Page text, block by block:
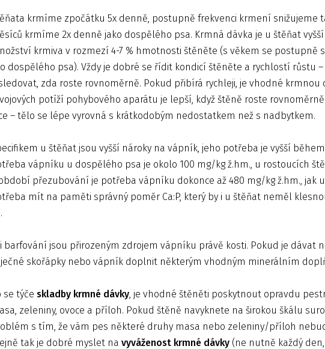
krmíme zpočátku 5x denně, postupně frekvenci krmení snižujeme
krmíme 2x denně jako dospělého psa. Krmná dávka je u štěňat
krmiva v rozmezí 4-7 % hmotnosti štěněte (s věkem se postupně
dospělého psa). Vždy je dobré se řídit kondicí štěněte a rychlostí růstu
zda roste rovnoměrně. Pokud přibírá rychleji, je vhodné krmnou
potíží pohybového aparátu je lepší, když štěně roste
– tělo se lépe vyrovná s krátkodobým nedostatkem než s nadbytkem.
u štěňat jsou vyšší nároky na vápník, jeho potřeba je vyšší
vápníku u dospělého psa je okolo 100 mg/kg ž.hm., u rostoucích
přezubování je potřeba vápníku dokonce až 480 mg/kg ž.hm., jak
mít na paměti správný poměr Ca:P, který by i u štěňat neměl
barfování jsou přirozeným zdrojem vápníku právě kosti. Pokud je dávat
skořápky nebo vápník doplnit některým vhodným minerálním
se týče skladby krmné dávky, je vhodné štěněti poskytnout opravdu
zeleniny, ovoce a příloh. Pokud štěně navyknete na širokou škálu
s tím, že vám pes některé druhy masa nebo zeleniny/příloh
tak je dobré myslet na vyváženost krmné dávky (ne nutně každý